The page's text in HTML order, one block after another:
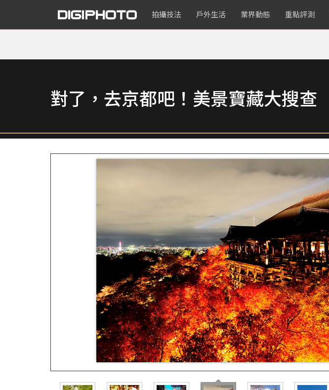
拍攝技法 戶外生活 業界動態 重點評測
對了，去京都吧！美景寶藏大搜查